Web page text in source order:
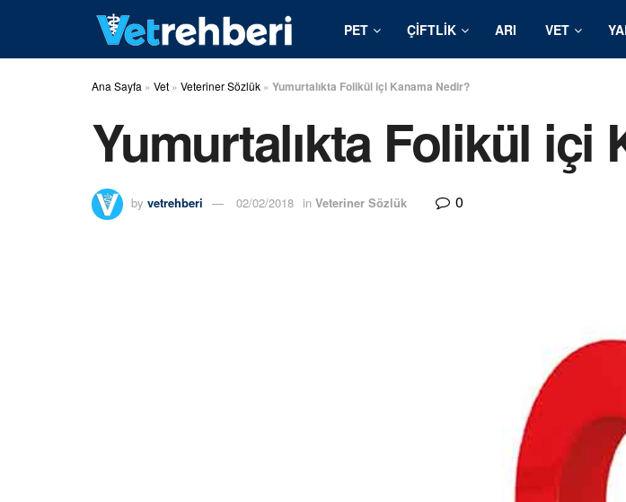
PET ÇIFTLIK ARI VET
Ana Sayfa » Vet » Veteriner Sözlük » Yumurtalıkta Folikül içi Kanama Nedir?
Yumurtalıkta Folikül içi
by vetrehberi 02/02/2018 in Veteriner Sözlük 0